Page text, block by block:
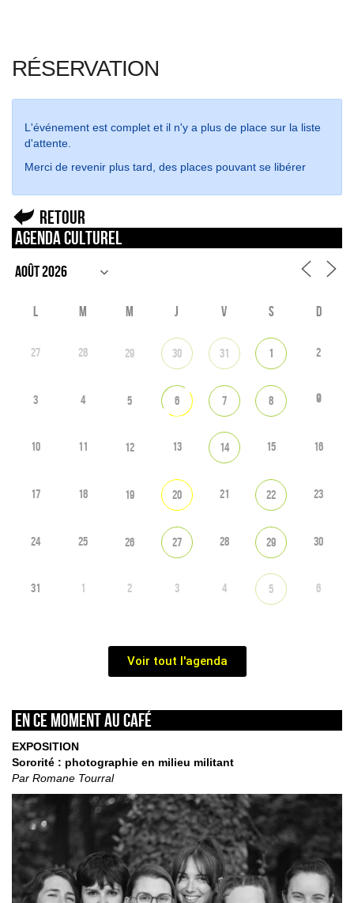
RÉSERVATION
L'événement est complet et il n'y a plus de place sur la liste
d'attente.
Merci de revenir plus tard, des places pouvant se libérer
Retour
Agenda culturel
L M M J V S D
27 28 29 30 31 1 2
3 4 5 6 7 8 9
10 11 12 13 14 15 16
17 18 19 20 21 22 23
24 25 26 27 28 29 30
31 1 2 3 4 5 6
Voir tout l'agenda
En ce moment au café
EXPOSITION
Sororité : photographie en milieu militant
Par Romane Tourral